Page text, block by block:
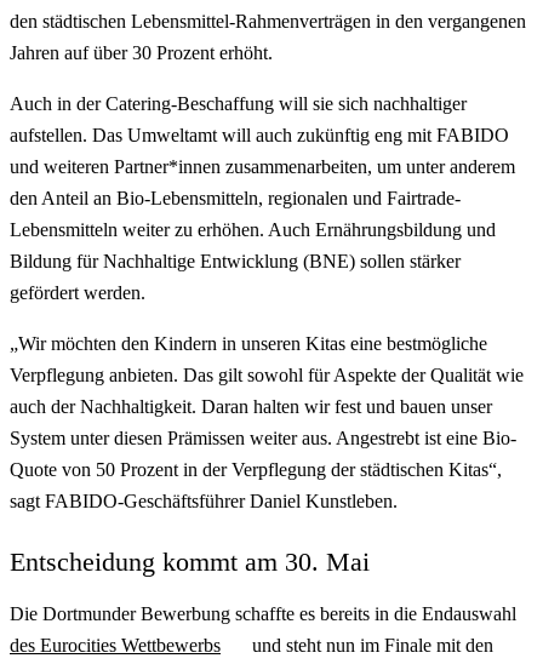
den städtischen Lebensmittel-Rahmenverträgen in den vergangenen
Jahren auf über 30 Prozent erhöht.
Auch in der Catering-Beschaffung will sie sich nachhaltiger
aufstellen. Das Umweltamt will auch zukünftig eng mit FABIDO
und weiteren Partner*innen zusammenarbeiten, um unter anderem
den Anteil an Bio-Lebensmitteln, regionalen und Fairtrade-
Lebensmitteln weiter zu erhöhen. Auch Ernährungsbildung und
Bildung für Nachhaltige Entwicklung (BNE) sollen stärker
gefördert werden.
„Wir möchten den Kindern in unseren Kitas eine bestmögliche
Verpflegung anbieten. Das gilt sowohl für Aspekte der Qualität wie
auch der Nachhaltigkeit. Daran halten wir fest und bauen unser
System unter diesen Prämissen weiter aus. Angestrebt ist eine Bio-
Quote von 50 Prozent in der Verpflegung der städtischen Kitas“,
sagt FABIDO-Geschäftsführer Daniel Kunstleben.
Entscheidung kommt am 30. Mai
Die Dortmunder Bewerbung schaffte es bereits in die Endauswahl
des Eurocities Wettbewerbs
und steht nun im Finale mit den